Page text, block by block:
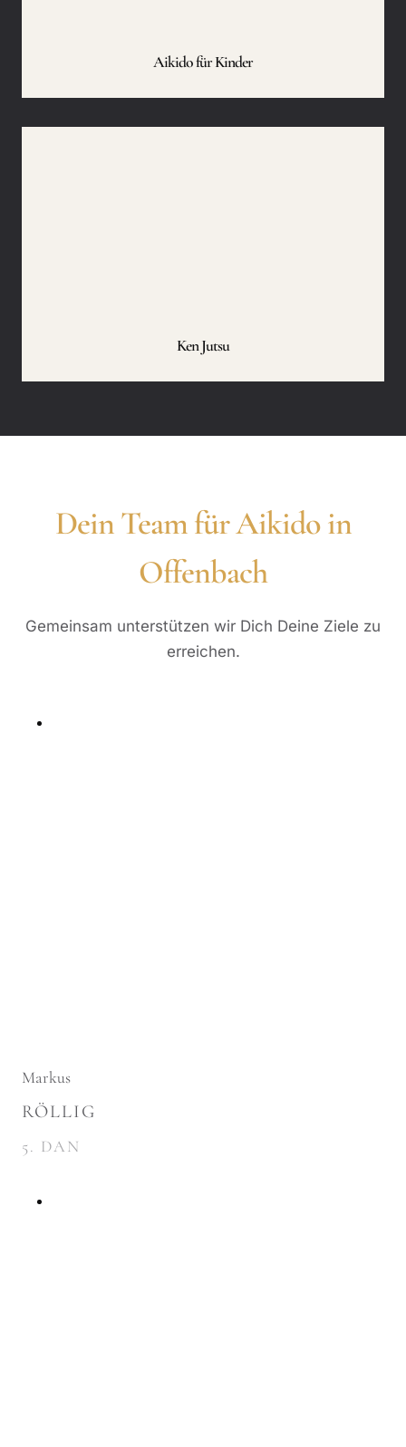
Aikido für Kinder
Ken Jutsu
Dein Team für Aikido in
Offenbach
Gemeinsam unterstützen wir Dich Deine Ziele zu
erreichen.
Markus
RÖLLIG
5. DAN